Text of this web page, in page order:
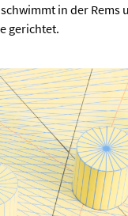
in der Rems
gerichtet.